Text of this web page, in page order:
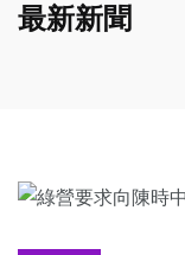
最新新聞